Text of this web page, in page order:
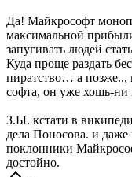
Да! Майкрософт
максимальной
запугивать людей
Куда проще раздать
пиратство… а позже..,
софта, он уже хошь-
З.Ы. кстати в
дела Поносова. и даже
поклонники
достойно.